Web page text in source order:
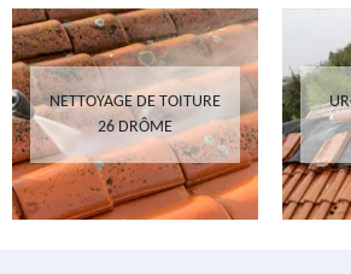
NETTOYAGE DE TOITURE
26 DRÔME